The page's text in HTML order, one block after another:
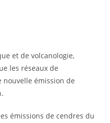
et de volcanologie,
les réseaux de
émission de
émissions de cendres du